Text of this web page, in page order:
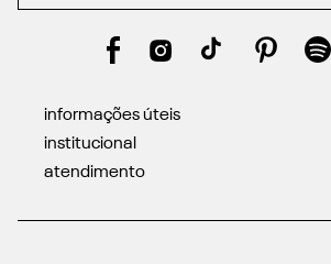
informações úteis
institucional
atendimento